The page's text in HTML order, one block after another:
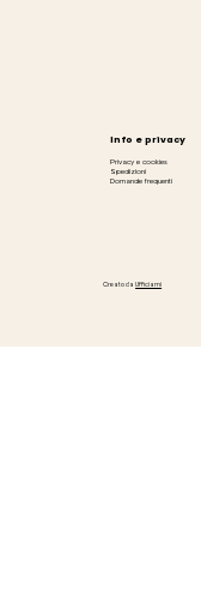
Info e privacy
Privacy e cookies
Spedizioni
Domande frequenti
Creato da Ufficiami